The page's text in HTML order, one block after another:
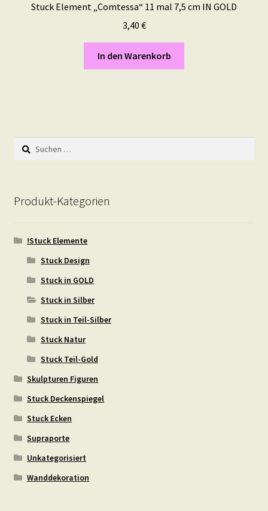
Stuck Element „Comtessa“ 11 mal 7,5 cm IN GOLD
3,40 €
In den Warenkorb
Suchen
nach:
Produkt-Kategorien
!Stuck Elemente
Stuck Design
Stuck in GOLD
Stuck in Silber
Stuck in Teil-Silber
Stuck Natur
Stuck Teil-Gold
Skulpturen Figuren
Stuck Deckenspiegel
Stuck Ecken
Supraporte
Unkategorisiert
Wanddekoration